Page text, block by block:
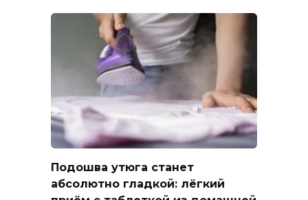
Подошва утюга станет
абсолютно гладкой: лёгкий